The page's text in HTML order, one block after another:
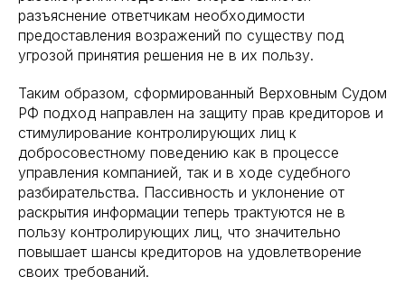
разъяснение ответчикам необходимости
предоставления возражений по существу под
угрозой принятия решения не в их пользу.
Таким образом, сформированный Верховным Судом
РФ подход направлен на защиту прав кредиторов и
стимулирование контролирующих лиц к
добросовестному поведению как в процессе
управления компанией, так и в ходе судебного
разбирательства. Пассивность и уклонение от
раскрытия информации теперь трактуются не в
пользу контролирующих лиц, что значительно
повышает шансы кредиторов на удовлетворение
своих требований.